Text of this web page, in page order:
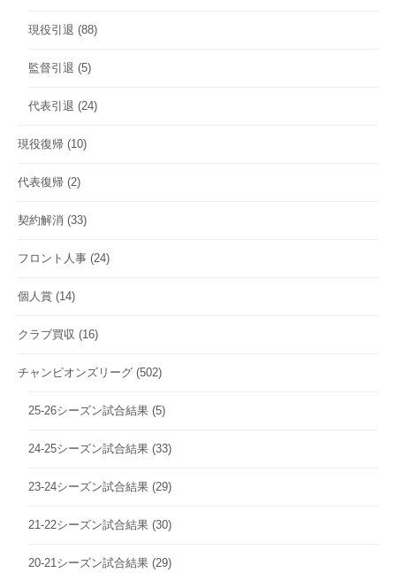
現役引退 (88)
監督引退 (5)
代表引退 (24)
現役復帰 (10)
代表復帰 (2)
契約解消 (33)
フロント人事 (24)
個人賞 (14)
クラブ買収 (16)
チャンピオンズリーグ (502)
25-26シーズン試合結果 (5)
24-25シーズン試合結果 (33)
23-24シーズン試合結果 (29)
21-22シーズン試合結果 (30)
20-21シーズン試合結果 (29)